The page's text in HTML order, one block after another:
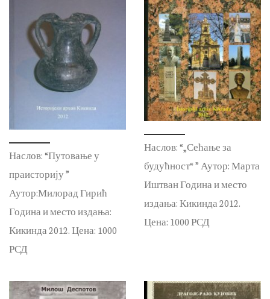
Наслов: “Путовање у
праисторију ”
Аутор:Милорад Гирић
Година и место издања:
Кикинда 2012. Цена: 1000
РСД
Наслов: “„Сећање за
будућност“ ” Аутор: Марта
Иштван Година и место
издања: Кикинда 2012.
Цена: 1000 РСД